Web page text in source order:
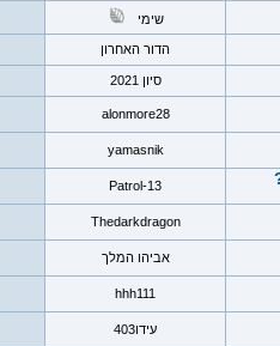
שימי
הדור האחרון
סיון 2021
alonmore28
yamasnik
Patrol-13
Thedarkdragon
אביהו המלך
hhh111
עידו403